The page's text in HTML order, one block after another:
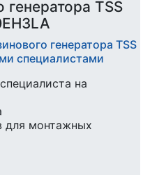
TSS
генератора TSS
специалистами
на
для монтажных